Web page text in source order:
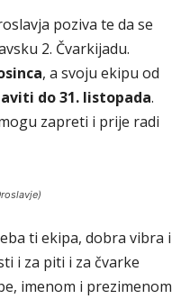
poziva te da se
2. Čvarkijadu.
, a svoju ekipu od
do 31. listopada.
zapreti i prije radi
ti ekipa, dobra vibra i
i za piti i za čvarke
imenom i prezimenom